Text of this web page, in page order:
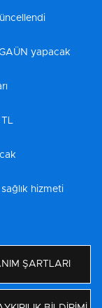
yapacak
hizmeti
ŞARTLARI